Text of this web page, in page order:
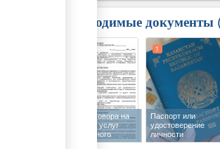
Необходимые документы
Текст договора на
оказание услуг
таможенного
представителя
Паспорт или
удостоверение
личности
1